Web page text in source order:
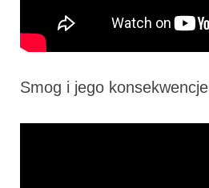
Smog i jego konsekwencje